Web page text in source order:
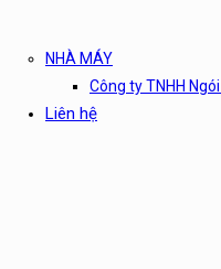
NHÀ MÁY
Công ty TNHH
Liên hệ